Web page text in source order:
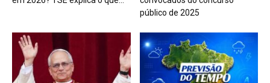
público de 2025